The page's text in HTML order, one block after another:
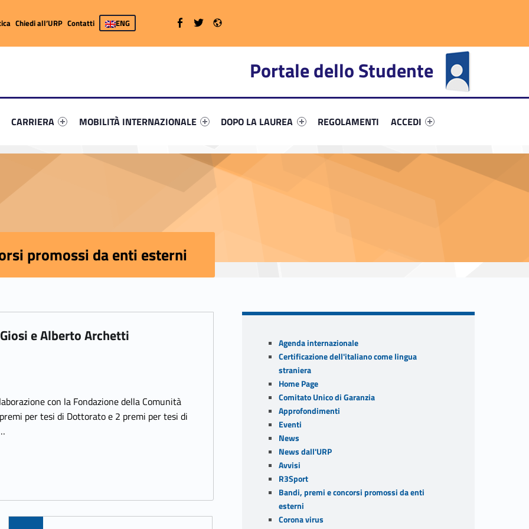
Portale dello Studente
85146-7
#link-menu-primary-66330-26
Link identifier #link-menu-primary-8565-37
CARRIERA
Link identifier #link-menu-primary-78924-52
MOBILITÀ INTERNAZIONALE
Link identifier #link-menu-primary-79779-66
DOPO LA LAUREA
Link identifier #link-menu-primary-90178-72
REGOLAMENTI
Link identifier #link-menu-
ACCEDI
Chiedi all’URP Contatti ENG WebMan on FacebookWebMan on Twitter
promossi da enti esterni
e Alberto Archetti
con la Fondazione della Comunità
per tesi di Dottorato e 2 premi per tesi di
Sidebar
Agenda internazionale
Certificazione dell'italiano come lingua
straniera
Home Page
Comitato Unico di Garanzia
Approfondimenti
Eventi
News
News dall'URP
Avvisi
R3Sport
Bandi, premi e concorsi promossi da enti
esterni
Corona virus